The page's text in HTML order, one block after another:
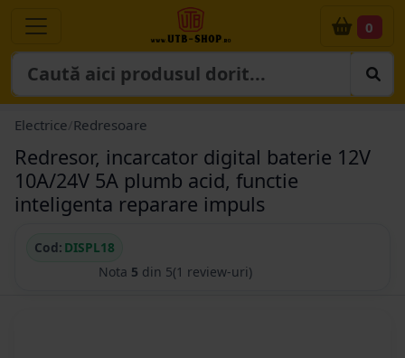
0
Electrice Redresoare
Redresor, incarcator digital baterie 12V
10A/24V 5A plumb acid, functie
inteligenta reparare impuls
Cod: DISPL18
Nota 5 din 5(1 review-uri)